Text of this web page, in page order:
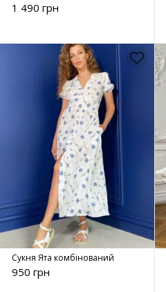
1 490 грн
Сукня Ята комбінований
950 грн